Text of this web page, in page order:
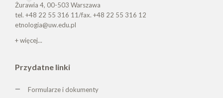
Żurawia 4, 00-503 Warszawa
tel. +48 22 55 316 11/fax. +48 22 55 316 12
etnologia@uw.edu.pl
+ więcej...
Przydatne linki
Formularze i dokumenty